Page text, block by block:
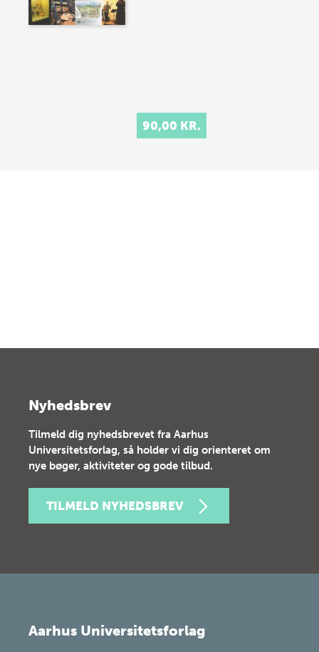
90,00 KR.
Nyhedsbrev
Tilmeld dig nyhedsbrevet fra Aarhus
Universitetsforlag, så holder vi dig orienteret om
nye bøger, aktiviteter og gode tilbud.
TILMELD NYHEDSBREV
Aarhus Universitetsforlag